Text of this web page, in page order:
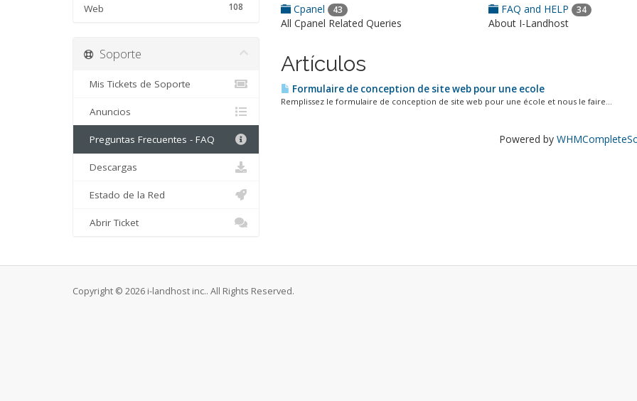
108
Web Cpanel 43
All Cpanel Related Queries
FAQ and HELP 34
About I-Landhost
Artículos
Formulaire de conception de site web pour une ecole
Remplissez le formulaire de conception de site web pour une école et nous le faire...
Powered by
Soporte
Mis Tickets de Soporte
Anuncios
Preguntas Frecuentes - FAQ
Descargas
Estado de la Red
Abrir Ticket
Copyright © 2026 i-landhost inc.. All Rights Reserved.